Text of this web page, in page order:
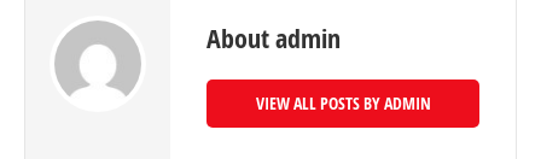
About admin
VIEW ALL POSTS BY ADMIN